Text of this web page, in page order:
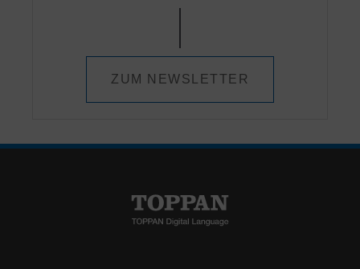
ZUM NEWSLETTER